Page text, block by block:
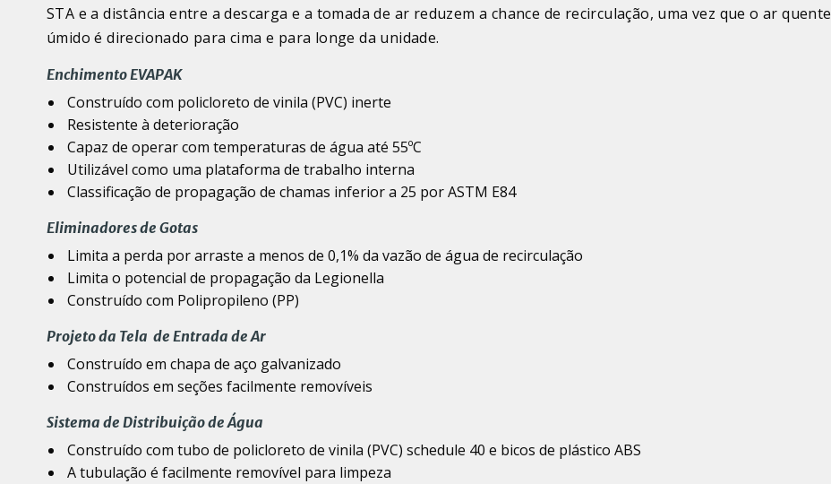
STA e a distância entre a descarga e a tomada de ar reduzem a chance de recirculação, uma vez que o ar quente
úmido é direcionado para cima e para longe da unidade.
Enchimento EVAPAK
Construído com policloreto de vinila (PVC) inerte
Resistente à deterioração
Capaz de operar com temperaturas de água até 55ºC
Utilizável como uma plataforma de trabalho interna
Classificação de propagação de chamas inferior a 25 por ASTM E84
Eliminadores de Gotas
Limita a perda por arraste a menos de 0,1% da vazão de água de recirculação
Limita o potencial de propagação da Legionella
Construído com Polipropileno (PP)
Projeto da Tela de Entrada de Ar
Construído em chapa de aço galvanizado
Construídos em seções facilmente removíveis
Sistema de Distribuição de Água
Construído com tubo de policloreto de vinila (PVC) schedule 40 e bicos de plástico ABS
A tubulação é facilmente removível para limpeza